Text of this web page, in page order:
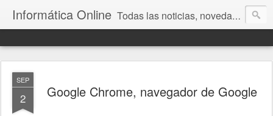
Informática Online Todas las noticias, novedades y la actualidad de la tecnología y la informática
SEP
2 Google Chrome, navegador de Google